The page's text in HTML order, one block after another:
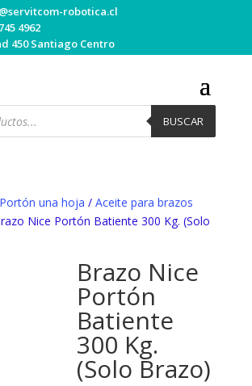
robotica.cl
4962
450 Santiago Centro
BUSCAR
una hoja / Aceite para brazos
Nice Portón Batiente 300 Kg. (Solo
Brazo Nice
Portón
Batiente
300 Kg.
(Solo Brazo)